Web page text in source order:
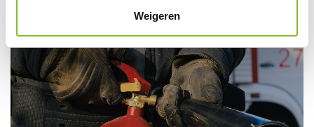
Weigeren